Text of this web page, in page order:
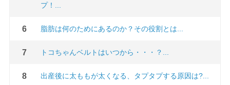
プ！...
脂肪は何のためにあるのか？その役割とは...
トコちゃんベルトはいつから・・・？...
出産後に太ももが太くなる、タプタプする原因は?...